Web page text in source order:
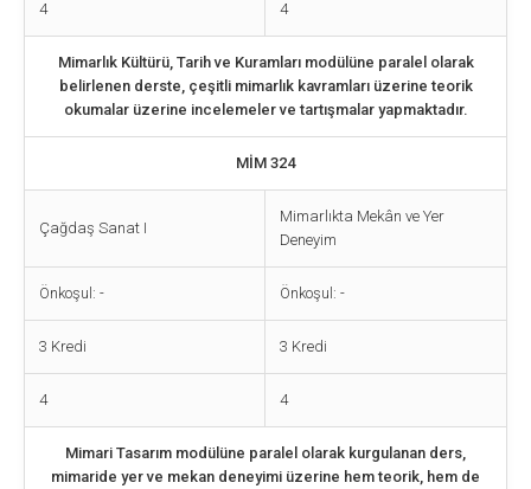
4 4
Mimarlık Kültürü, Tarih ve Kuramları modülüne paralel olarak
belirlenen derste, çeşitli mimarlık kavramları üzerine teorik
okumalar üzerine incelemeler ve tartışmalar yapmaktadır.
MİM 324
Çağdaş Sanat I
Mimarlıkta Mekân ve Yer
Deneyim
Önkoşul: - Önkoşul: -
3 Kredi 3 Kredi
4 4
Mimari Tasarım modülüne paralel olarak kurgulanan ders,
mimaride yer ve mekan deneyimi üzerine hem teorik, hem de